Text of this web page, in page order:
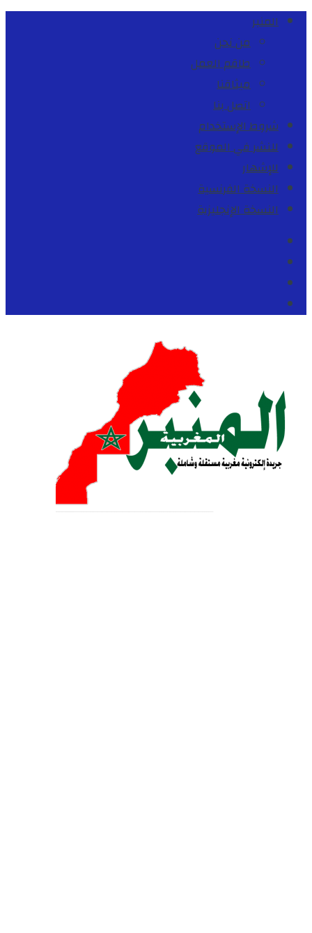
المنبر
من نحن
طاقم العمل
ميثاقنا
اتصل بنا
شروط الإستخدام
للنشر في الموقع
للإشهار
النسخة الفرنسية
النسخة الإنجليزية